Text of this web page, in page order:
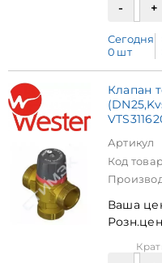
Сегодня
0 шт
Клапан
Артикул
Код
Ваша